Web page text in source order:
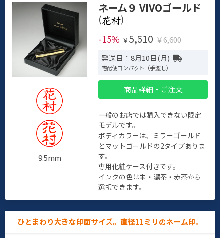
9.5mm
ネーム９ VIVOゴールド
(
)
-15% ￥ 5,610 ￥6,600
発送日：8月10日(月)
宅配便コンパクト（手渡し）
商品詳細・ご注文
一般のお店では購入できない限定
モデルです。
ボディカラーは、ミラーゴールド
とマットゴールドの2タイプありま
す。
専用化粧ケース付きです。
インクの色は朱・濃茶・赤茶から
選択できます。
ひとまわり大きな印面サイズ。直径11ミリのネーム印。